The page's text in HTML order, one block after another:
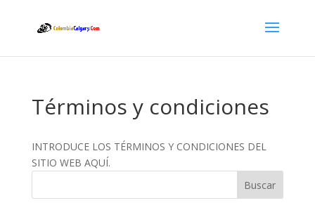
Términos y condiciones
INTRODUCE LOS TÉRMINOS Y CONDICIONES DEL
SITIO WEB AQUÍ.
Buscar